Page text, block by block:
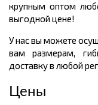
крупным оптом
выгодной цене!
У нас вы можете
вам размерам,
доставку в любой
Цены